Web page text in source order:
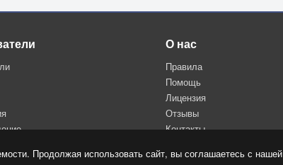
Продолжая использовать сайт, вы соглашаетесь с нашей
О нас
Правила
Помощь
Лицензия
Отзывы
Контакты